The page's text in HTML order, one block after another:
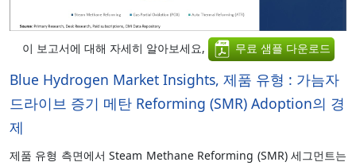
이 보고서에 대해 자세히 알아보세요, 무료 샘플 다운로드
Blue Hydrogen Market Insights, 제품 유형 : 가늠자
드라이브 증기 메탄 Reforming (SMR) Adoption의 경
제
제품 유형 측면에서 Steam Methane Reforming (SMR) 세그먼트는